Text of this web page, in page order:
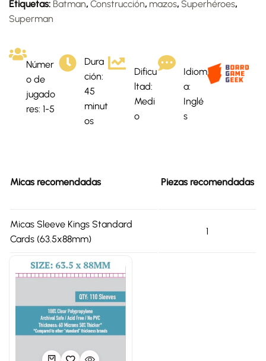
Etiquetas: Batman, Construcción, mazos, Superhéroes,
Superman
Númer
o de
jugado
res: 1-5
Dura
ción:
45
minut
os
Dificu
ltad:
Medi
o
Idiom
a:
Inglé
s
Micas recomendadas Piezas recomendadas
Micas Sleeve Kings Standard
Cards (63.5x88mm)
1